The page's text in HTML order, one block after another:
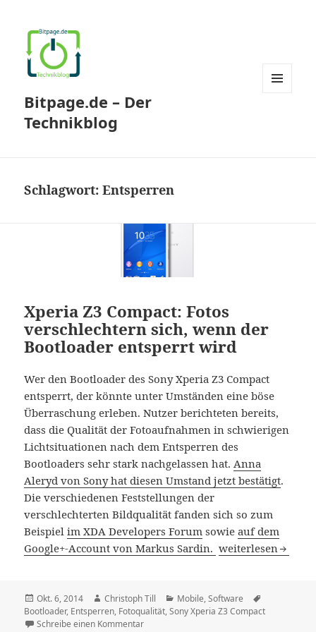
Bitpage.de – Der
Technikblog
Schlagwort:Entsperren
Xperia Z3 Compact: Fotos
verschlechtern sich, wenn der
Bootloader entsperrt wird
Wer den Bootloader des Sony Xperia Z3 Compact
entsperrt, der könnte unter Umständen eine böse
Überraschung erleben. Nutzer berichteten bereits,
dass die Qualität der Fotoaufnahmen in schwierigen
Lichtsituationen nach dem Entsperren des
Bootloaders sehr stark nachgelassen hat. Anna
Aleryd von Sony hat diesen Umstand jetzt bestätigt.
Die verschiedenen Feststellungen der
verschlechterten Bildqualität fanden sich so zum
Beispielim XDA Developers Forum sowieauf dem
Google+-Account von Markus Sardin. Xperia Z3
weiterlesen
Veröffentlicht
am
Okt. 6, 2014 Autor
Christoph Till Kategorien
Mobile,Software
Bootloader, Entsperren, Fotoqualität,Sony Xperia Z3 Compact
Schreibe einen Kommentarzu Xperia Z3 Compact: Fotos